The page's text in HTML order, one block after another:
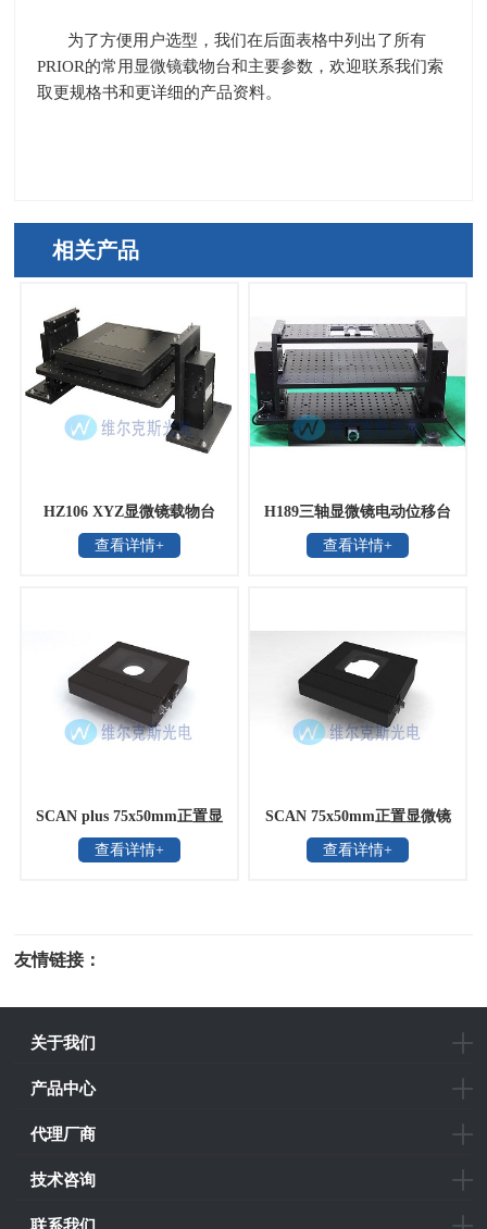
为了方便用户选型，我们在后面表格中列出了所有
PRIOR的常用显微镜载物台和主要参数，欢迎联系我们索
取更规格书和更详细的产品资料。
相关产品
HZ106 XYZ显微镜载物台
查看详情+
H189三轴显微镜电动位移台
查看详情+
SCAN plus 75x50mm正置显
微镜载物台
查看详情+
SCAN 75x50mm正置显微镜
平台
查看详情+
友情链接：
关于我们
产品中心
代理厂商
技术咨询
联系我们